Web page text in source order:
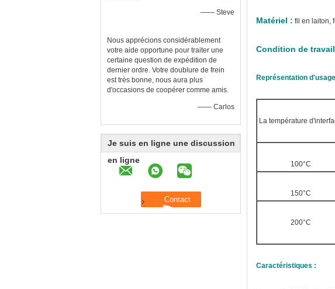
—— Steve
Nous apprécions considérablement
votre aide opportune pour traiter une
certaine question de expédition de
dernier ordre. Votre doublure de frein
est très bonne, nous aura plus
d'occasions de coopérer comme amis.
—— Carlos
Je suis en ligne une discussion
en ligne
Matériel : fil en laiton,
Condition de
Représentation
La température
100°C
150°C
200°C
Caractéristiques :